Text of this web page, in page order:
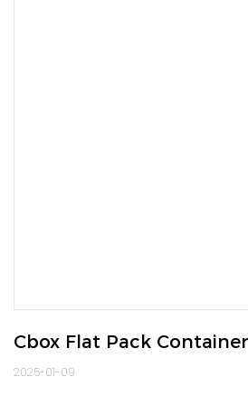
Cbox Flat Pack
2025-01-09